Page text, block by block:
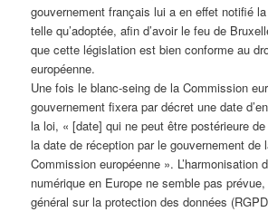
gouvernement français lui a en effet notifié
telle qu’adoptée, afin d’avoir le feu de
que cette législation est bien conforme au
européenne.
Une fois le blanc-seing de la Commission
gouvernement fixera par décret une date
la loi, « [date] qui ne peut être postérieure
la date de réception par le gouvernement de
Commission européenne ». L’harmonisation
numérique en Europe ne semble pas
général sur la protection des données